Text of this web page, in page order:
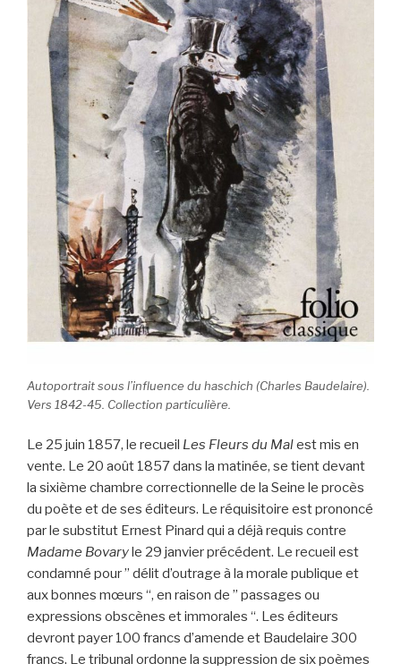
Autoportrait sous l’influence du haschich (Charles Baudelaire).
Vers 1842-45. Collection particulière.
Le 25 juin 1857, le recueil Les Fleurs du Malest mis en
vente. Le 20 août 1857 dans la matinée, se tient devant
la sixième chambre correctionnelle de la Seine le procès
du poète et de ses éditeurs. Le réquisitoire est prononcé
par le substitut Ernest Pinard qui a déjà requis contre
Madame Bovaryle 29 janvier précédent. Le recueil est
condamné pour ” délit d’outrage à la morale publique et
aux bonnes mœurs “, en raison de ” passages ou
expressions obscènes et immorales “. Les éditeurs
devront payer 100 francs d’amende et Baudelaire 300
francs. Le tribunal ordonne la suppression de six poèmes